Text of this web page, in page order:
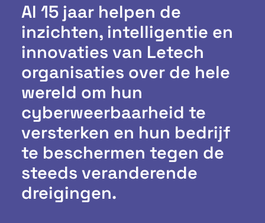
Al 15 jaar helpen de
inzichten, intelligentie en
innovaties van Letech
organisaties over de hele
wereld om hun
cyberweerbaarheid te
versterken en hun bedrijf
te beschermen tegen de
steeds veranderende
dreigingen.